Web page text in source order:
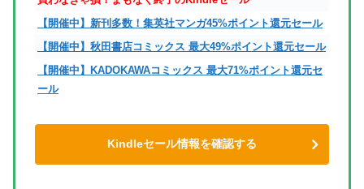
【開催中】新刊多数！集英社マンガ45%ポイント還元セール
【開催中】秋田書店コミックス 最大49%ポイント還元セール
【開催中】KADOKAWAコミックス 最大71%ポイント還元セ
ール
Kindleセール情報を確認する